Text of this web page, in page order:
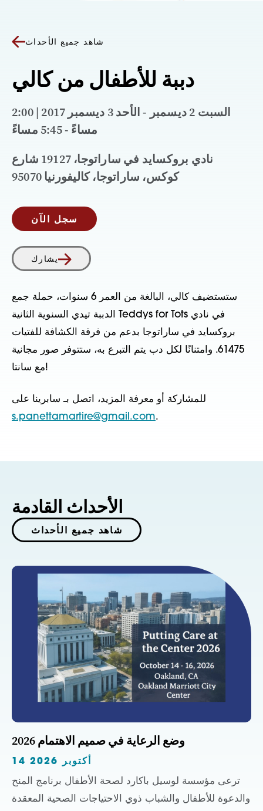
شاهد جميع الأحداث
دببة للأطفال من كالي
السبت 2 ديسمبر - الأحد 3 ديسمبر 2017 | 2:00
مساءً - 5:45 مساءً
نادي بروكسايد في ساراتوجا، 19127 شارع
كوكس، ساراتوجا، كاليفورنيا 95070
سجل الآن
يشارك
ستستضيف كالي، البالغة من العمر 6 سنوات، حملة جمع
الدببة تيدي السنوية الثانية Teddys for Tots في نادي
بروكسايد في ساراتوجا بدعم من فرقة الكشافة للفتيات
61475. وامتنانًا لكل دب يتم التبرع به، ستتوفر صور مجانية
مع سانتا!
للمشاركة أو معرفة المزيد، اتصل بـ سابرينا على
s.panettamartire@gmail.com.
الأحداث القادمة
شاهد جميع الأحداث
وضع الرعاية في صميم الاهتمام 2026
14 أكتوبر 2026
ترعى مؤسسة لوسيل باكارد لصحة الأطفال برنامج المنح
والدعوة للأطفال والشباب ذوي الاحتياجات الصحية المعقدة